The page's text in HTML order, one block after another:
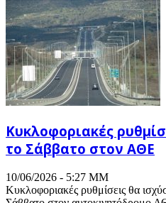
Κυκλοφοριακές
το Σάββατο στον ΑΘΕ
10/06/2026 - 5:27 ΜΜ
Κυκλοφοριακές ρυθμίσεις θα